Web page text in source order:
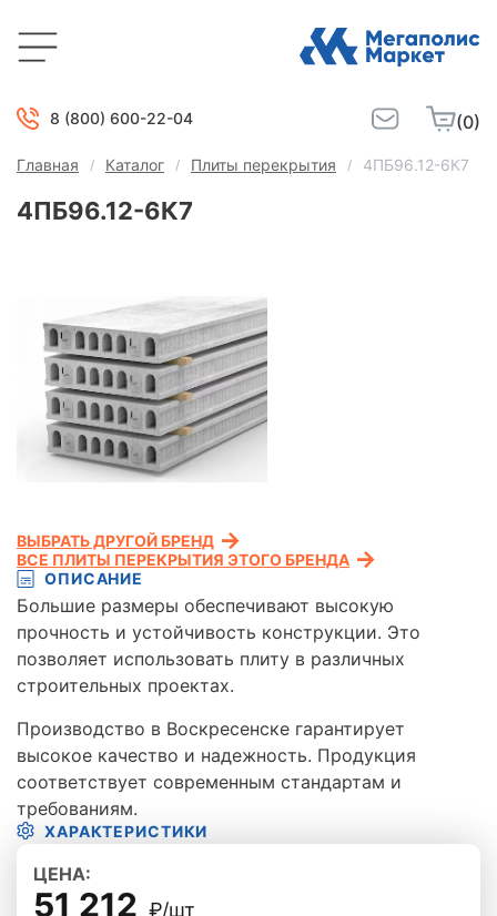
8 (800) 600-22-04 (0)
Главная Каталог Плиты перекрытия 4ПБ96.12-6К7
4ПБ96.12-6К7
ОПИСАНИЕ
Большие размеры обеспечивают высокую
прочность и устойчивость конструкции. Это
позволяет использовать плиту в различных
строительных проектах.
Производство в Воскресенске гарантирует
высокое качество и надежность. Продукция
соответствует современным стандартам и
требованиям.
ХАРАКТЕРИСТИКИ
ВЫБРАТЬ ДРУГОЙ БРЕНД
ВСЕ ПЛИТЫ ПЕРЕКРЫТИЯ ЭТОГО БРЕНДА
ЦЕНА:
51 212 ₽/шт